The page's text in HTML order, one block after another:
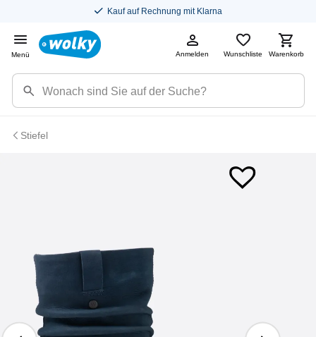
Kauf auf Rechnung mit Klarna
Menü Anmelden Wunschliste Warenkorb
Stiefel